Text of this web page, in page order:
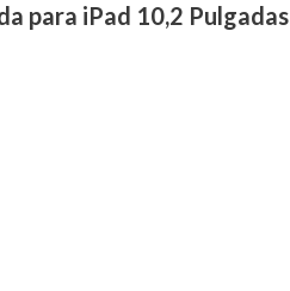
para iPad 10,2 Pulgadas